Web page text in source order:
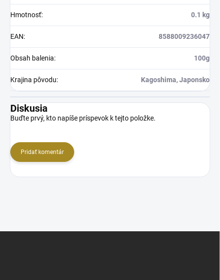
Hmotnosť: 0.1 kg
EAN: 8588009236047
Obsah balenia: 100g
Krajina pôvodu: Kagoshima, Japonsko
Diskusia
Buďte prvý, kto napíše príspevok k tejto položke.
Pridať komentár